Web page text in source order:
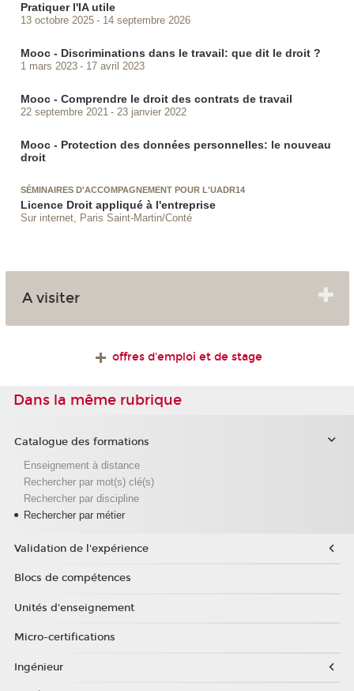
Pratiquer l'IA utile
13 octobre 2025 14 septembre 2026
Mooc - Discriminations dans le travail: que dit le droit ?
1 mars 2023 17 avril 2023
Mooc - Comprendre le droit des contrats de travail
22 septembre 2021 23 janvier 2022
Mooc - Protection des données personnelles: le nouveau
droit
SÉMINAIRES D'ACCOMPAGNEMENT POUR L'UADR14
Licence Droit appliqué à l'entreprise
Sur internet, Paris Saint-Martin/Conté
A visiter
offres d'emploi et de stage
Dans la même rubrique
Catalogue des formations
Enseignement à distance
Rechercher par mot(s) clé(s)
Rechercher par discipline
Rechercher par métier
Validation de l'expérience
Blocs de compétences
Unités d'enseignement
Micro-certifications
Ingénieur